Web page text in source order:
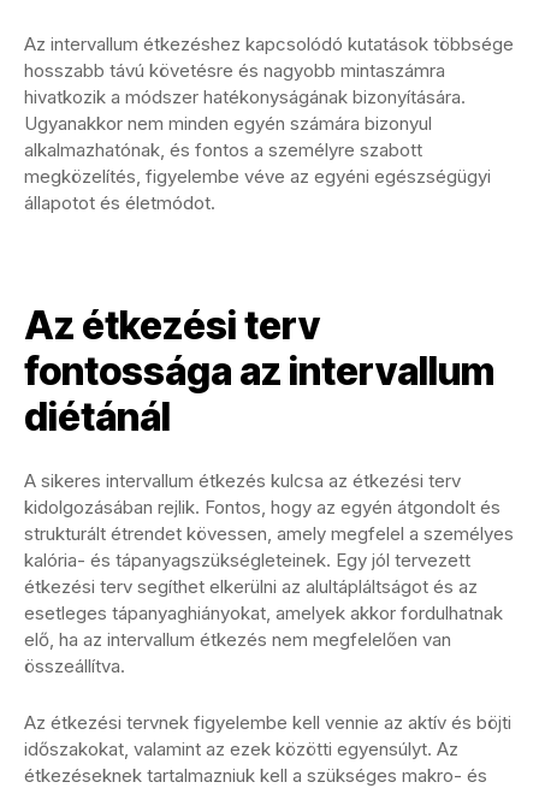
Az intervallum étkezéshez kapcsolódó kutatások többsége
hosszabb távú követésre és nagyobb mintaszámra
hivatkozik a módszer hatékonyságának bizonyítására.
Ugyanakkor nem minden egyén számára bizonyul
alkalmazhatónak, és fontos a személyre szabott
megközelítés, figyelembe véve az egyéni egészségügyi
állapotot és életmódot.
Az étkezési terv
fontossága az intervallum
diétánál
A sikeres intervallum étkezés kulcsa az étkezési terv
kidolgozásában rejlik. Fontos, hogy az egyén átgondolt és
strukturált étrendet kövessen, amely megfelel a személyes
kalória- és tápanyagszükségleteinek. Egy jól tervezett
étkezési terv segíthet elkerülni az alultápláltságot és az
esetleges tápanyaghiányokat, amelyek akkor fordulhatnak
elő, ha az intervallum étkezés nem megfelelően van
összeállítva.
Az étkezési tervnek figyelembe kell vennie az aktív és böjti
időszakokat, valamint az ezek közötti egyensúlyt. Az
étkezéseknek tartalmazniuk kell a szükséges makro- és